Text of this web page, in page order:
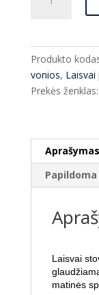
kiekis:
Ypsilon
178x86
sifonu
Produkto
vonios,
Prekės ženklas:
Aprašymas
Laisvai
matinės